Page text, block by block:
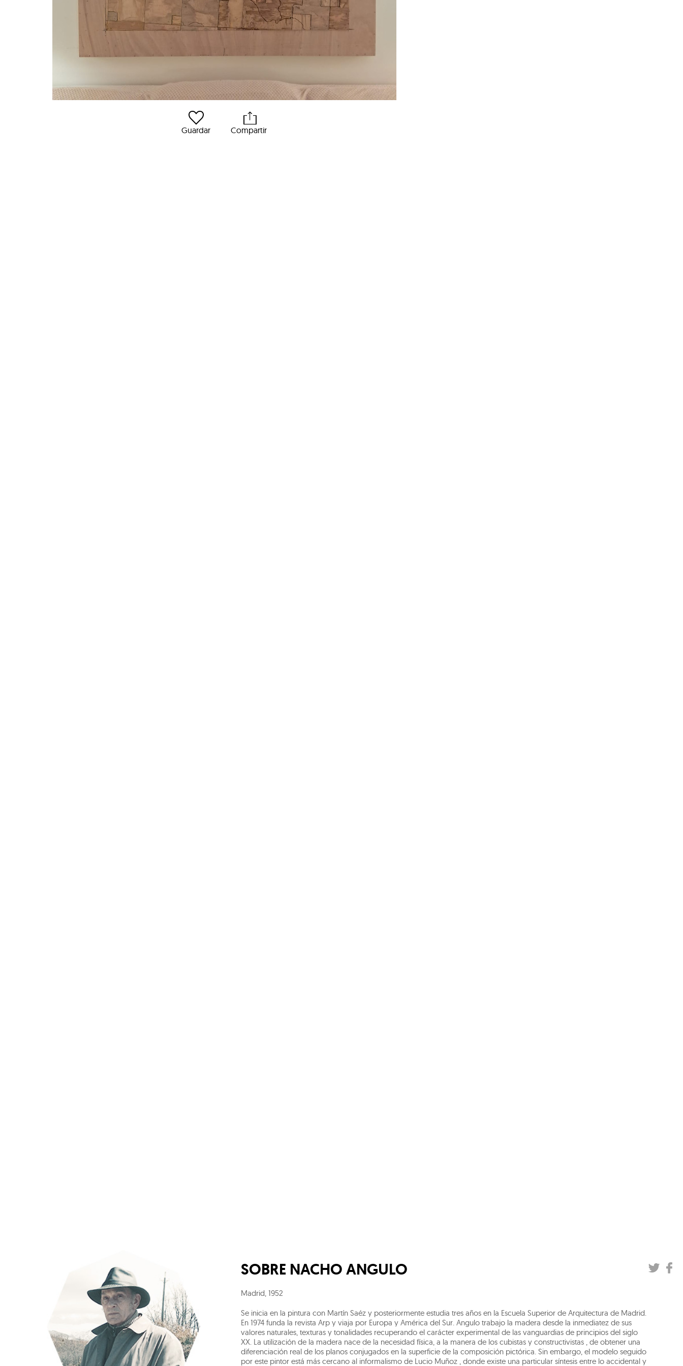
Guardar Compartir
SOBRE NACHO ANGULO
Madrid, 1952
Se inicia en la pintura con Martín Saéz y posteriormente estudia tres años en la Escuela Superior de Arquitectura de Madrid.
En 1974 funda la revista Arp y viaja por Europa y América del Sur. Angulo trabajo la madera desde la inmediatez de sus
valores naturales, texturas y tonalidades recuperando el carácter experimental de las vanguardias de principios del siglo
XX. La utilización de la madera nace de la necesidad física, a la manera de los cubistas y constructivistas , de obtener una
diferenciación real de los planos conjugados en la superficie de la composición pictórica. Sin embargo, el modelo seguido
por este pintor está más cercano al informalismo de Lucio Muñoz , donde existe una particular síntesis entre lo accidental y